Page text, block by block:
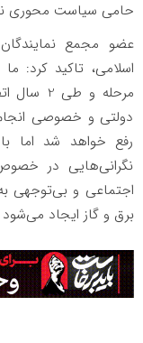
حامی سیاست محوری
عضو مجمع
اسلامی، تاکید کرد:
مرحله
دولتی و خصوصی
رفع خواهد شد اما
نگرانی‌هایی در
اجتماعی و بی‌توجهی
برق و گاز ایجاد می‌شود